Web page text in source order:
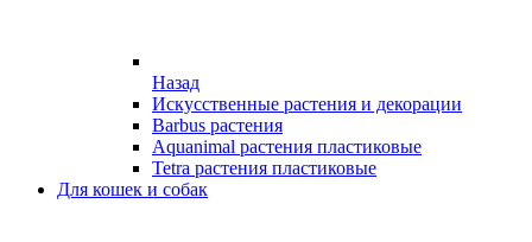
Назад
Искусственные растения и декорации
Barbus растения
Aquanimal растения пластиковые
Tetra растения пластиковые
Для кошек и собак